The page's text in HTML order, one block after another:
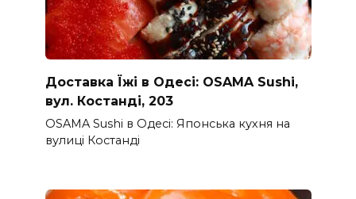
Доставка Їжі в Одесі: OSAMA Sushi,
вул. Костанді, 203
OSAMA Sushi в Одесі: Японська кухня на
вулиці Костанді